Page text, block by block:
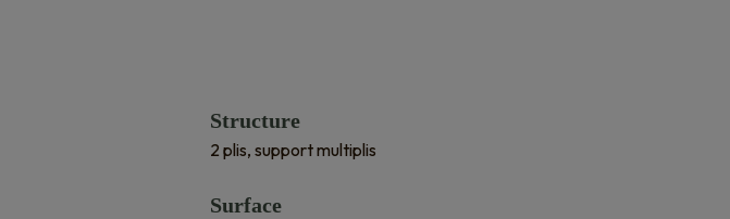
Structure
2 plis, support multiplis
Surface